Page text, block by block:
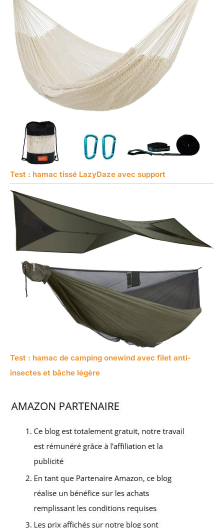
Test : hamac tissé LazyDaze avec support
Test : hamac de camping onewind avec filet anti-
insectes et bâche légère